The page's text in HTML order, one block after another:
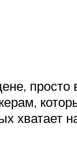
хватает